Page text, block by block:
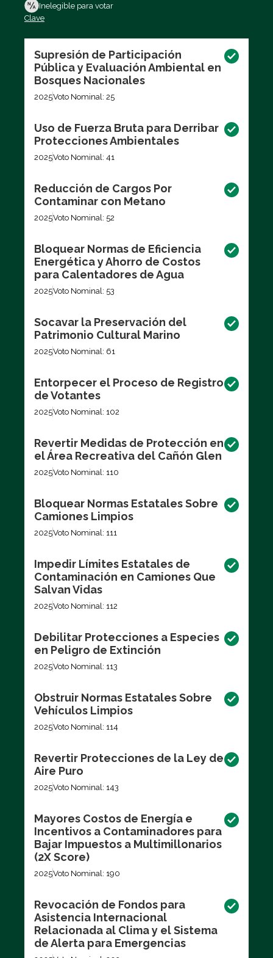
Inelegible para votar
Clave
Supresión de Participación
Pública y Evaluación Ambiental en
Bosques Nacionales
2025Voto Nominal: 25
Uso de Fuerza Bruta para Derribar
Protecciones Ambientales
2025Voto Nominal: 41
Reducción de Cargos Por
Contaminar con Metano
2025Voto Nominal: 52
Bloquear Normas de Eficiencia
Energética y Ahorro de Costos
para Calentadores de Agua
2025Voto Nominal: 53
Socavar la Preservación del
Patrimonio Cultural Marino
2025Voto Nominal: 61
Entorpecer el Proceso de Registro
de Votantes
2025Voto Nominal: 102
Revertir Medidas de Protección en
el Área Recreativa del Cañón Glen
2025Voto Nominal: 110
Bloquear Normas Estatales Sobre
Camiones Limpios
2025Voto Nominal: 111
Impedir Límites Estatales de
Contaminación en Camiones Que
Salvan Vidas
2025Voto Nominal: 112
Debilitar Protecciones a Especies
en Peligro de Extinción
2025Voto Nominal: 113
Obstruir Normas Estatales Sobre
Vehículos Limpios
2025Voto Nominal: 114
Revertir Protecciones de la Ley de
Aire Puro
2025Voto Nominal: 143
Mayores Costos de Energía e
Incentivos a Contaminadores para
Bajar Impuestos a Multimillonarios
(2X Score)
2025Voto Nominal: 190
Revocación de Fondos para
Asistencia Internacional
Relacionada al Clima y el Sistema
de Alerta para Emergencias